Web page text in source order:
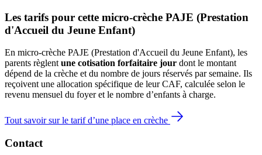
Les tarifs pour cette micro-crèche PAJE (Prestation
d'Accueil du Jeune Enfant)
En micro-crèche PAJE (Prestation d'Accueil du Jeune Enfant), les
parents règlent une cotisation forfaitaire jour dont le montant
dépend de la crèche et du nombre de jours réservés par semaine. Ils
reçoivent une allocation spécifique de leur CAF, calculée selon le
revenu mensuel du foyer et le nombre d’enfants à charge.
Tout savoir sur le tarif d’une place en crèche
Contact